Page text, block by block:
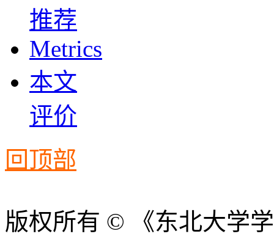
推荐
Metrics
本文
评价
回顶部
版权所有 © 《东北大学